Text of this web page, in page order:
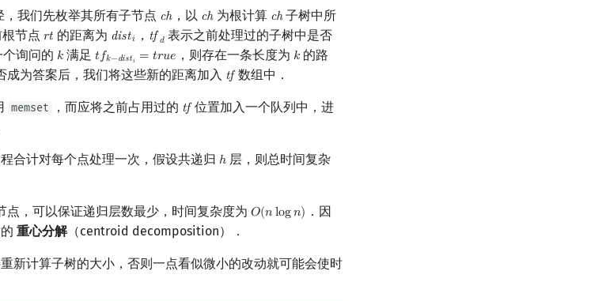
我们先枚举其所有子节点 ch
ch，以 ch
ch为根计算 ch
ch子树中所
根节点𝑟𝑡
rt 的距离为 dist𝑖
disti ， tf 𝑑
tfd 表示之前处理过的子树中是否
询问的 𝑘
k满足 𝑡𝑓𝑘−dist𝑖 = 𝑡𝑟𝑢𝑒
tfk−dist i=t rue ，则存在一条长度为 𝑘
k 的路
为答案后，我们将这些新的距离加入 tf
tf 数组中．
memset ，而应将之前占用过的 tf
tf 位置加入一个队列中，进
合计对每个点处理一次，假设共递归 ℎ
h 层，则总时间复杂
点，可以保证递归层数最少，时间复杂度为 𝑂(𝑛log𝑛)
O(nlogn)
．因
重心分解（centroid decomposition）．
新计算子树的大小，否则一点看似微小的改动就可能会使时